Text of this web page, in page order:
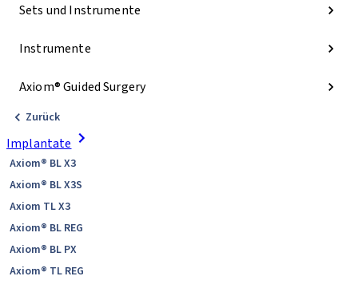
Sets und Instrumente
Instrumente
Axiom® Guided Surgery
Zurück
Implantate
Axiom® BL X3
Axiom® BL X3S
Axiom TL X3
Axiom® BL REG
Axiom® BL PX
Axiom® TL REG